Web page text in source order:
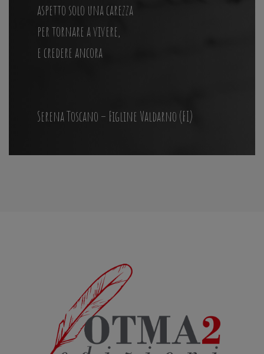
aspetto solo una carezza
per tornare a vivere,
e credere ancora
Serena Toscano – Figline Valdarno (FI)